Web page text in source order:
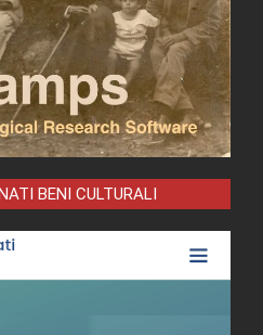
BENI CULTURALI